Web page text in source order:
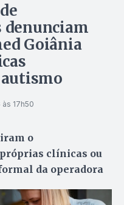
denunciam
Goiânia
17h50
o
clínicas ou
da operadora